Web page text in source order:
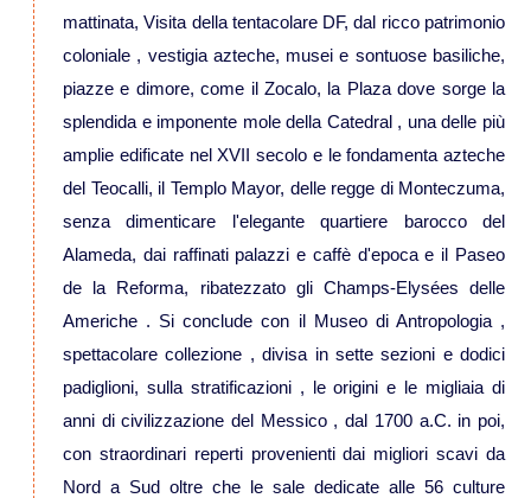
Viaggi in Uganda
Viaggi in Zanzibar
Viaggi in Botswana
Viaggi in Kenya
Viaggi in Madagascar
Viaggi in Namibia
mattinata, Visita della tentacolare DF, dal ricco patrimonio
coloniale , vestigia azteche, musei e sontuose basiliche,
piazze e dimore, come il Zocalo, la Plaza dove sorge la
splendida e imponente mole della Catedral , una delle più
amplie edificate nel XVII secolo e le fondamenta azteche
del Teocalli, il Templo Mayor, delle regge di Monteczuma,
senza dimenticare l'elegante quartiere barocco del
Alameda, dai raffinati palazzi e caffè d'epoca e il Paseo
de la Reforma, ribatezzato gli Champs-Elysées delle
Americhe . Si conclude con il Museo di Antropologia ,
spettacolare collezione , divisa in sette sezioni e dodici
padiglioni, sulla stratificazioni , le origini e le migliaia di
anni di civilizzazione del Messico , dal 1700 a.C. in poi,
con straordinari reperti provenienti dai migliori scavi da
Nord a Sud oltre che le sale dedicate alle 56 culture